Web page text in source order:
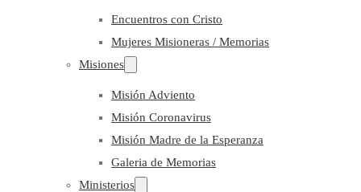
Encuentros con Cristo
Mujeres Misioneras / Memorias
Misiones
Misión Adviento
Misión Coronavirus
Misión Madre de la Esperanza
Galeria de Memorias
Ministerios